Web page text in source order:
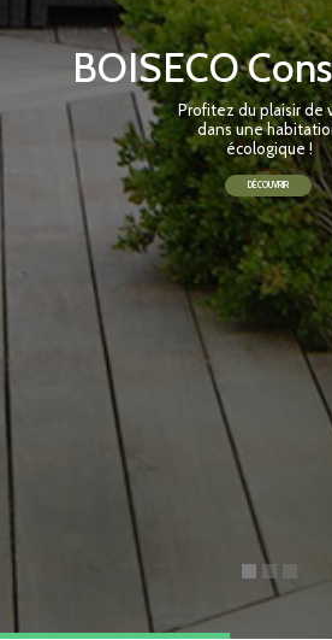
BOISECO
Profitez du plaisir de
dans une
écologique !
DÉCOUVRIR